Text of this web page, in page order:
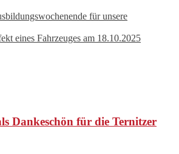
für unsere
eines Fahrzeuges am 18.10.2025
Dankeschön für die Ternitzer